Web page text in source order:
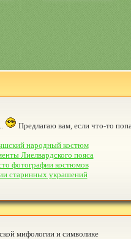
Предлагаю вам, если что-то
народный костюм
Лиелвардского пояса
фотографии костюмов
старинных украшений
мифологии и символике